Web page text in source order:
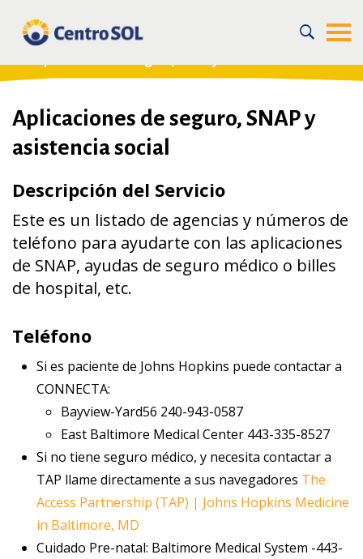
Home / For the Community
Recursos en la Comunidad
/
Apoyo Legal de Inmigración y Financiero para Inmigrantes
Aplicaciones de seguro, SNAP y
asistencia social
Descripción del Servicio
Este es un listado de agencias y números de
teléfono para ayudarte con las aplicaciones
de SNAP, ayudas de seguro médico o billes
de hospital, etc.
Teléfono
Si es paciente de Johns Hopkins puede contactar a
CONNECTA:
Bayview-Yard56 240-943-0587
East Baltimore Medical Center 443-335-8527
Si no tiene seguro médico, y necesita contactar a
TAP llame directamente a sus navegadores The
Access Partnership (TAP) | Johns Hopkins Medicine
in Baltimore, MD
Cuidado Pre-natal: Baltimore Medical System -443-